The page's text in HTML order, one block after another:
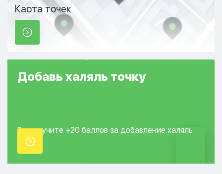
Карта точек
Добавь халяль точку
Вы получите +20 баллов за добавление халяль
точки.